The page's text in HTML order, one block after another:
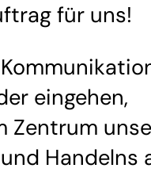
für uns!
eingehen,
Zentrum
Handelns